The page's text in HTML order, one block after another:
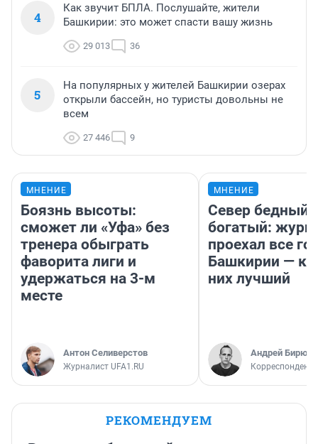
4
Как звучит БПЛА. Послушайте, жители
Башкирии: это может спасти вашу жизнь
29 013 36
5
На популярных у жителей Башкирии озерах
открыли бассейн, но туристы довольны не
всем
27 446 9
МНЕНИЕ
Боязнь высоты:
сможет ли «Уфа» без
тренера обыграть
фаворита лиги и
удержаться на 3-м
месте
Антон Селиверстов
Журналист UFA1.RU
МНЕНИЕ
Север бедный,
богатый:
проехал все
Башкирии —
них лучший
Андрей
Корреспондент
РЕКОМЕНДУЕМ